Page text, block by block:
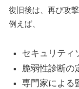
復旧後は、再び攻
例えば、
セキュリティ
脆弱性診断の
専門家による